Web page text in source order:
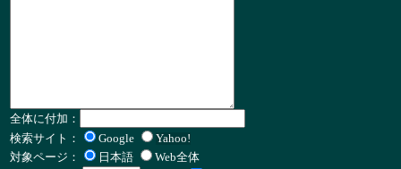
全体に付加：
検索サイト：
Google
Yahoo!
対象ページ：
日本語
Web全体